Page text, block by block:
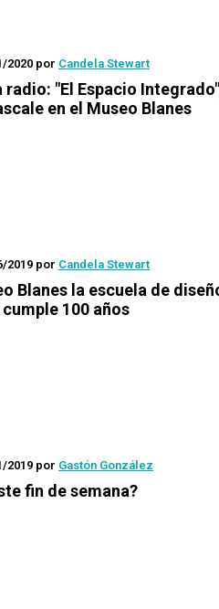
2020 por Candela Stewart
radio: "El Espacio
en el Museo Blanes
2019 por Candela Stewart
Blanes la escuela de
100 años
2019 por Gastón González
fin de semana?